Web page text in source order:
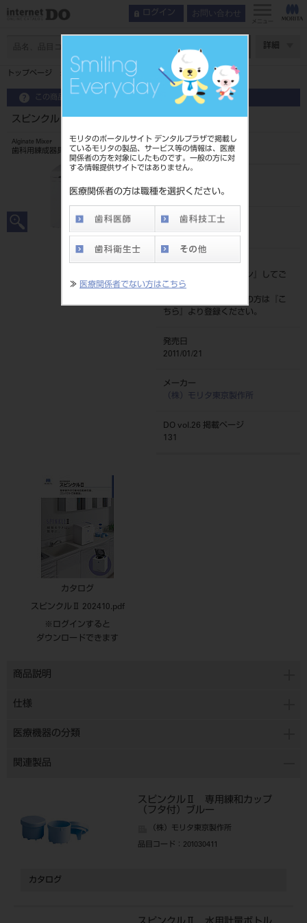
モリタのポータルサイト デンタルプラザで掲載し
ているモリタの製品、サービス等の情報は、医療
関係者の方を対象にしたものです。一般の方に対
する情報提供サイトではありません。
医療関係者の方は職種を選択ください。
≫ 医療関係者でない方はこちら
ログイン お問い合わせ
メニュー
詳細
トップページ スピンクルⅡ
この商品に関するお問い合わせ
スピンクルⅡ
Alginate Mixer
歯科用練成器具
201030410
JAN/EANコード
標準価格
ログイン
』してご
覧ください。
ネット会員登録がまだの方は『
こ
ちら
』より登録ください。
発売日
2011/01/21
メーカー
（株）モリタ東京製作所
DO vol.26 掲載ページ
131
カタログ
スピンクルⅡ 202410.pdf
※ログインすると
ダウンロードできます
商品説明
仕様
医療機器の分類
関連製品
スピンクルⅡ 専用練和カップ
（フタ付）ブルー
（株）モリタ東京製作所
品目コード ：201030411
カタログ